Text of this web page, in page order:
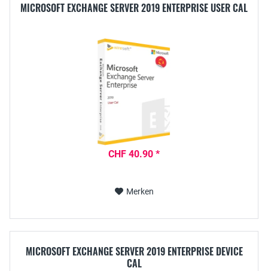
MICROSOFT EXCHANGE SERVER 2019 ENTERPRISE USER CAL
CHF 40.90 *
Merken
MICROSOFT EXCHANGE SERVER 2019 ENTERPRISE DEVICE
CAL